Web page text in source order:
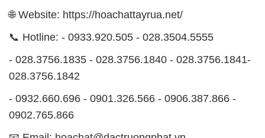
🌐 Website: https://hoachattayrua.net/
📞 Hotline: - 0933.920.505 - 028.3504.5555
- 028.3756.1835 - 028.3756.1840 - 028.3756.1841-
028.3756.1842
- 0932.660.696 - 0901.326.566 - 0906.387.866 -
0902.765.866